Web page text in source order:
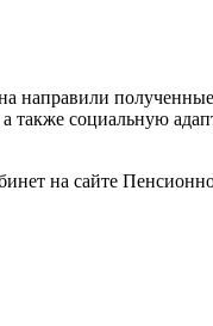
направили
также социальную
на сайте